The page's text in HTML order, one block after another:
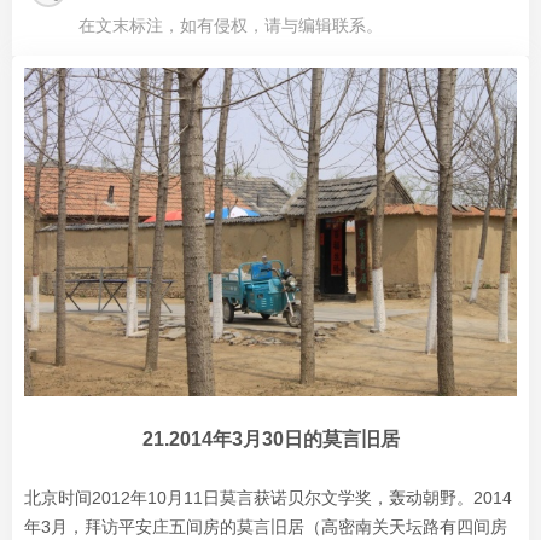
在文末标注，如有侵权，请与编辑联系。
21.2014年3月30日的莫言旧居
北京时间2012年10月11日莫言获诺贝尔文学奖，轰动朝野。2014
年3月，拜访平安庄五间房的莫言旧居（高密南关天坛路有四间房